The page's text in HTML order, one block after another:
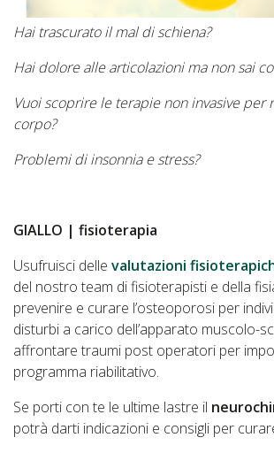
Hai trascurato il mal di schiena?
Hai dolore alle articolazioni ma non sai
Vuoi scoprire le terapie non invasive per
corpo?
Problemi di insonnia e stress?
GIALLO | fisioterapia
Usufruisci delle valutazioni
del nostro team di fisioterapisti e della
prevenire e curare l’osteoporosi per
disturbi a carico dell’apparato muscolo-
affrontare traumi post operatori per
programma riabilitativo.
Se porti con te le ultime lastre il
potrà darti indicazioni e consigli per